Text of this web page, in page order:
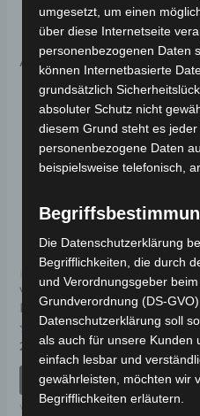
Ähnliche
Kostenloser Versand
VM4 VORDERER
KOTFLÜGEL HINTEN
Bewertet
mit
0
29,00€ *
IN DEN WARENKORB
VM4
umgesetzt, um einen
über diese Internetseite
personenbezogenen Daten
können Internetbasierte
grundsätzlich
absoluter Schutz nicht
diesem Grund steht es
personenbezogene Daten
beispielsweise telefonisch,
Die Datenschutzerklärung
Begrifflichkeiten, die durch
und Verordnungsgeber
Grundverordnung (DS-
Datenschutzerklärung soll
als auch für unsere Kunden
einfach lesbar und
gewährleisten, möchten wir
Begrifflichkeiten erläutern.